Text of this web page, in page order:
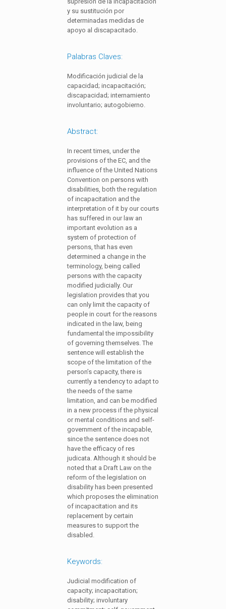
y su sustitución por
determinadas medidas de
apoyo al discapacitado.
Palabras Claves:
Modificación judicial de la
capacidad; incapacitación;
discapacidad; internamiento
involuntario; autogobierno.
Abstract:
In recent times, under the
provisions of the EC, and the
influence of the United Nations
Convention on persons with
disabilities, both the regulation
of incapacitation and the
interpretation of it by our courts
has suffered in our law an
important evolution as a
system of protection of
persons, that has even
determined a change in the
terminology, being called
persons with the capacity
modified judicially. Our
legislation provides that you
can only limit the capacity of
people in court for the reasons
indicated in the law, being
fundamental the impossibility
of governing themselves. The
sentence will establish the
scope of the limitation of the
person’s capacity, there is
currently a tendency to adapt to
the needs of the same
limitation, and can be modified
in a new process if the physical
or mental conditions and self-
government of the incapable,
since the sentence does not
have the efficacy of res
judicata. Although it should be
noted that a Draft Law on the
reform of the legislation on
disability has been presented
which proposes the elimination
of incapacitation and its
replacement by certain
measures to support the
disabled.
Keywords:
Judicial modification of
capacity; incapacitation;
disability; involuntary